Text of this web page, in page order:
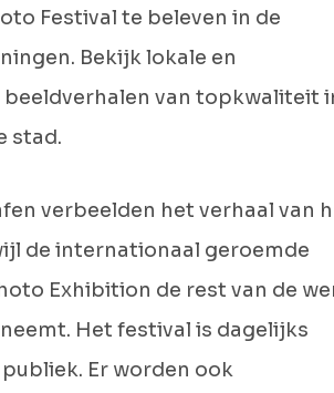
Festival te beleven in de
Bekijk lokale en
van topkwaliteit
stad.
verbeelden het verhaal van
de internationaal geroemde
Exhibition de rest van de
Het festival is dagelijks
Er worden ook